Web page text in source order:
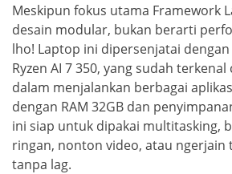
Meskipun fokus utama Framework
desain modular, bukan berarti
lho! Laptop ini dipersenjatai
Ryzen AI 7 350, yang sudah
dalam menjalankan berbagai
dengan RAM 32GB dan
ini siap untuk dipakai multitasking,
ringan, nonton video, atau ngerjain
tanpa lag.